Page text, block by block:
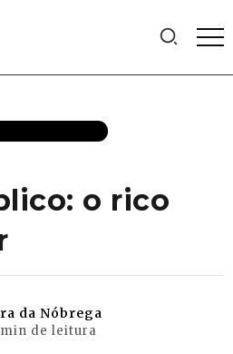
o rico
da Nóbrega
de leitura